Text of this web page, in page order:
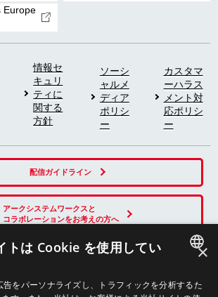
Europe
情報セ
キュリ
ティに
関する
方針
ソーシ
ャルメ
ディア
ポリシ
ー
カスタマ
ーハラス
メント対
応ポリシ
ー
配信ガイドライン
アークシステムワークスと
コラボレーションをお考えの方へ
×
トは Cookie を使用してい
をパーソナライズし、トラフィックを分析するた